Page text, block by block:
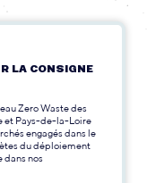
LA CONSIGNE
Zero Waste des
et Pays-de-la-Loire
engagés dans le
du déploiement
dans nos